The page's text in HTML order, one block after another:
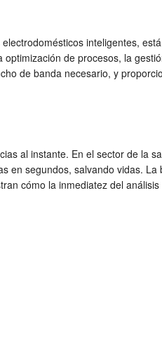
inteligentes,
de procesos, la
de banda necesario, y
al instante. En el sector de la
en segundos, salvando vidas. La
cómo la inmediatez del